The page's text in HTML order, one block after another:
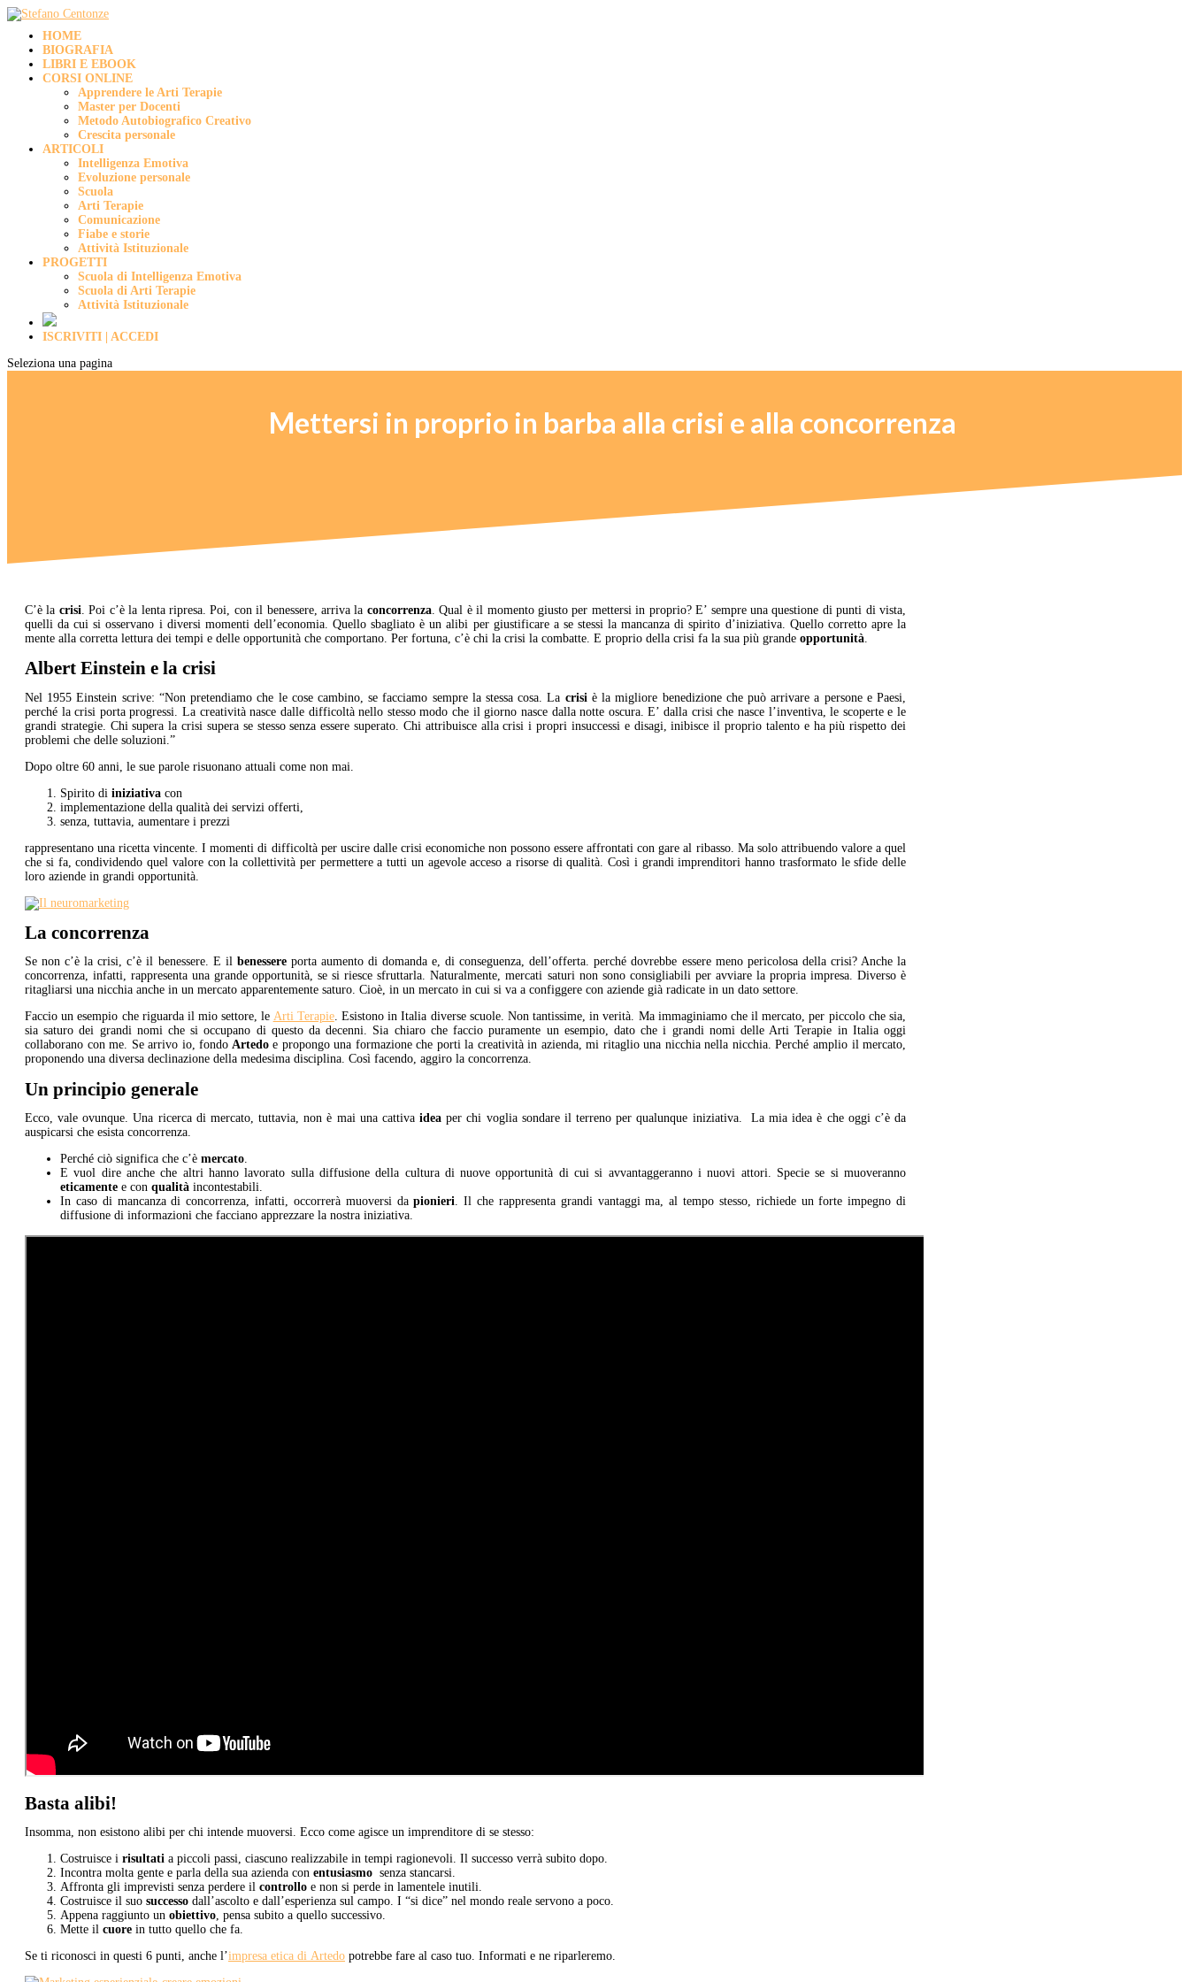
HOME
BIOGRAFIA
LIBRI E EBOOK
CORSI ONLINE
Apprendere le Arti Terapie
Master per Docenti
Metodo Autobiografico Creativo
Crescita personale
ARTICOLI
Intelligenza Emotiva
Evoluzione personale
Scuola
Arti Terapie
Comunicazione
Fiabe e storie
Attività Istituzionale
PROGETTI
Scuola di Intelligenza Emotiva
Scuola di Arti Terapie
Attività Istituzionale
ISCRIVITI | ACCEDI
Seleziona una pagina
Mettersi in proprio in barba alla crisi e alla concorrenza
C’è la crisi . Poi c’è la lenta ripresa. Poi, con il benessere, arriva la concorrenza. Qual è il momento giusto per mettersi in proprio? E’ sempre una questione di punti di vista,
quelli da cui si osservano i diversi momenti dell’economia. Quello sbagliato è un alibi per giustificare a se stessi la mancanza di spirito d’iniziativa. Quello corretto apre la
mente alla corretta lettura dei tempi e delle opportunità che comportano. Per fortuna, c’è chi la crisi la combatte. E proprio della crisi fa la sua più grande opportunità
Albert Einstein e la crisi
Nel 1955 Einstein scrive: “Non pretendiamo che le cose cambino, se facciamo sempre la stessa cosa. La crisi è la migliore benedizione che può arrivare a persone e Paesi,
perché la crisi porta progressi. La creatività nasce dalle difficoltà nello stesso modo che il giorno nasce dalla notte oscura. E’ dalla crisi che nasce l’inventiva, le scoperte e le
grandi strategie. Chi supera la crisi supera se stesso senza essere superato. Chi attribuisce alla crisi i propri insuccessi e disagi, inibisce il proprio talento e ha più rispetto dei
problemi che delle soluzioni.”
Dopo oltre 60 anni, le sue parole risuonano attuali come non mai.
Spirito di iniziativa con
implementazione della qualità dei servizi offerti,
senza, tuttavia, aumentare i prezzi
rappresentano una ricetta vincente. I momenti di difficoltà per uscire dalle crisi economiche non possono essere affrontati con gare al ribasso. Ma solo attribuendo valore a quel
che si fa, condividendo quel valore con la collettività per permettere a tutti un agevole acceso a risorse di qualità. Così i grandi imprenditori hanno trasformato le sfide delle
loro aziende in grandi opportunità.
La concorrenza
Se non c’è la crisi, c’è il benessere. E il benessereporta aumento di domanda e, di conseguenza, dell’offerta. perché dovrebbe essere meno pericolosa della crisi? Anche la
concorrenza, infatti, rappresenta una grande opportunità, se si riesce sfruttarla. Naturalmente, mercati saturi non sono consigliabili per avviare la propria impresa. Diverso è
ritagliarsi una nicchia anche in un mercato apparentemente saturo. Cioè, in un mercato in cui si va a configgere con aziende già radicate in un dato settore.
Faccio un esempio che riguarda il mio settore, le Arti Terapie. Esistono in Italia diverse scuole. Non tantissime, in verità. Ma immaginiamo che il mercato, per piccolo che sia,
sia saturo dei grandi nomi che si occupano di questo da decenni. Sia chiaro che faccio puramente un esempio, dato che i grandi nomi delle Arti Terapie in Italia oggi
collaborano con me. Se arrivo io, fondo Artedoe propongo una formazione che porti la creatività in azienda, mi ritaglio una nicchia nella nicchia. Perché amplio il mercato,
proponendo una diversa declinazione della medesima disciplina. Così facendo, aggiro la concorrenza.
Un principio generale
Ecco, vale ovunque. Una ricerca di mercato, tuttavia, non è mai una cattivaidea per chi voglia sondare il terreno per qualunque iniziativa. La mia idea è che oggi c’è da
auspicarsi che esista concorrenza.
Perché ciò significa che c’è mercato.
E vuol dire anche che altri hanno lavorato sulla diffusione della cultura di nuove opportunità di cui si avvantaggeranno i nuovi attori. Specie se si muoveranno
eticamente e con qualità incontestabili.
In caso di mancanza di concorrenza, infatti, occorrerà muoversi dapionieri. Il che rappresenta grandi vantaggi ma, al tempo stesso, richiede un forte impegno di
diffusione di informazioni che facciano apprezzare la nostra iniziativa.
Basta alibi!
Insomma, non esistono alibi per chi intende muoversi. Ecco come agisce un imprenditore di se stesso:
Costruisce i risultati a piccoli passi, ciascuno realizzabile in tempi ragionevoli. Il successo verrà subito dopo.
Incontra molta gente e parla della sua azienda con entusiasmo senza stancarsi.
Affronta gli imprevisti senza perdere il controllo e non si perde in lamentele inutili.
Costruisce il suo successo dall’ascolto e dall’esperienza sul campo. I “si dice” nel mondo reale servono a poco.
Appena raggiunto un obiettivo, pensa subito a quello successivo.
Mette il cuore in tutto quello che fa.
Se ti riconosci in questi 6 punti, anche l’impresa etica di Artedo potrebbe fare al caso tuo. Informati e ne riparleremo.